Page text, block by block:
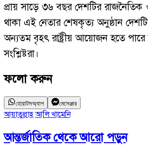
প্রায় সাড়ে ৩৬ বছর দেশটির রাজনৈতিক
থাকা এই নেতার শেষকৃত্য অনুষ্ঠান
অন্যতম বৃহৎ রাষ্ট্রীয় আয়োজন হতে
সংশ্লিষ্টরা।
ফলো করুন
হোয়াটসঅ্যাপ মেসেঞ্জার
আয়াতুল্লাহ আলি খামেনি
আন্তর্জাতিকথেকে আরো পড়ুন